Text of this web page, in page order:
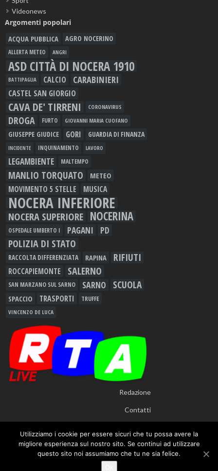
Videonews
Argomenti popolari
ACQUA PUBBLICA AGRO NOCERINO
ALLERTA METEO ANGRI
ASD CITTÀ DI NOCERA 1910
BATTIPAGLIA CALCIO CARABINIERI
CASTEL SAN GIORGIO
CAVA DE' TIRRENI CORONAVIRUS
DROGA FURTO GIOVANNI MARIA CUOFANO
GIUSEPPE GIUDICE GORI GUARDIA DI FINANZA
INCIDENTE INQUINAMENTO LAVORO
LEGAMBIENTE MALTEMPO
MANLIO TORQUATO METEO
MOVIMENTO 5 STELLE MUSICA
NOCERA INFERIORE
NOCERA SUPERIORE NOCERINA
OSPEDALE UMBERTO I PAGANI PD
POLIZIA DI STATO
RACCOLTA DIFFERENZIATA RAPINA RIFIUTI
ROCCAPIEMONTE SALERNO
SAN MARZANO SUL SARNO SARNO SCUOLA
SPACCIO TRASPORTI TRUFFE
VINCENZO DE LUCA
Redazione
Contatti
- Testata Giornalistica Registrata presso Tribunale di
Utilizziamo i cookie per essere sicuri che tu possa avere la
migliore esperienza sul nostro sito. Se continui ad utilizzare
questo sito noi assumiamo che tu ne sia felice.